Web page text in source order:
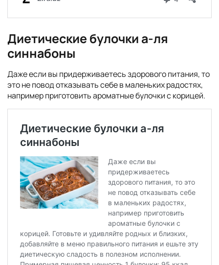
Диетические булочки а-ля
синнабоны
Даже если вы придерживаетесь здорового питания, то
это не повод отказывать себе в маленьких радостях,
например приготовить ароматные булочки с корицей.